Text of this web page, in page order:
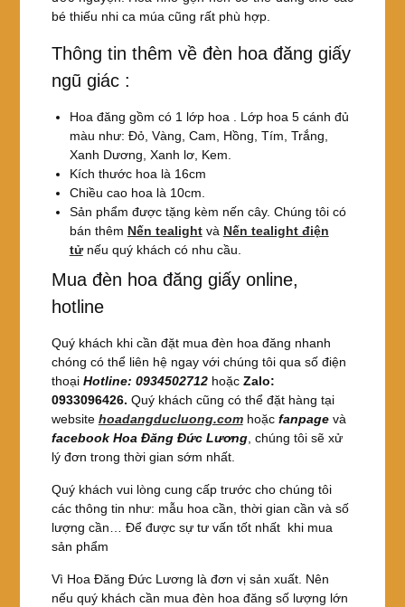
bé thiếu nhi ca múa cũng rất phù hợp.
Thông tin thêm về đèn hoa đăng giấy
ngũ giác :
Hoa đăng gồm có 1 lớp hoa . Lớp hoa 5 cánh đủ
màu như: Đỏ, Vàng, Cam, Hồng, Tím, Trắng,
Xanh Dương, Xanh lơ, Kem.
Kích thước hoa là 16cm
Chiều cao hoa là 10cm.
Sản phẩm được tặng kèm nến cây. Chúng tôi có
bán thêm Nến tealightvà Nến tealight điện
tửnếu quý khách có nhu cầu.
Mua đèn hoa đăng giấy online,
hotline
Quý khách khi cần đặt mua đèn hoa đăng nhanh
chóng có thể liên hệ ngay với chúng tôi qua số điện
thoại Hotline: 0934502712hoặc Zalo:
0933096426. Quý khách cũng có thể đặt hàng tại
website hoadangducluong.comhoặc fanpagevà
facebook Hoa Đăng Đức Lương, chúng tôi sẽ xử
lý đơn trong thời gian sớm nhất.
Quý khách vui lòng cung cấp trước cho chúng tôi
các thông tin như: mẫu hoa cần, thời gian cần và số
lượng cần… Để được sự tư vấn tốt nhất khi mua
sản phẩm
Vì Hoa Đăng Đức Lương là đơn vị sản xuất. Nên
nếu quý khách cần mua đèn hoa đăng số lượng lớn